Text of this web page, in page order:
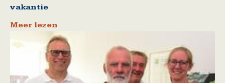
vakantie
Meer lezen